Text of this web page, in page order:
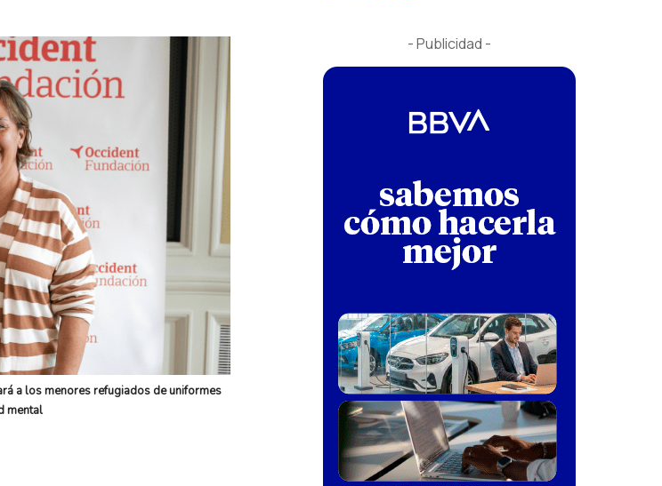
a los menores refugiados de uniformes
mental
- Publicidad -